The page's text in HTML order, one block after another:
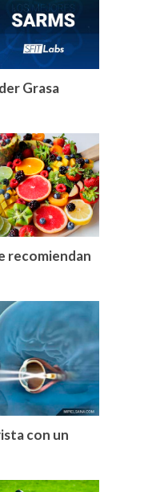
Grasa
recomiendan
con un